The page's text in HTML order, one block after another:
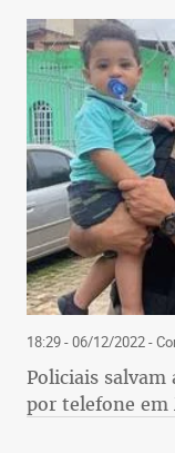
18:29 - 06/12/2022-
Policiais salvam
por telefone em